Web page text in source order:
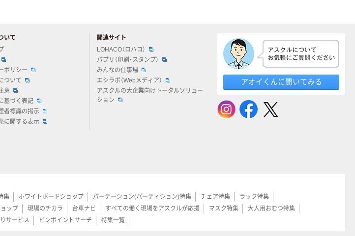
いて
ポリシー
ついて
意
基づく表記
者標識の掲示
に関する表示
関連サイト
LOHACO（ロハコ）
パプリ（印刷・スタンプ）
みんなの仕事場
エシラボ（Webメディア）
アスクルの大企業向けトータルソリュー
ション
アオイくんに聞いてみる
集 ホワイトボードショップ パーテーション(パーティション)特集 チェア特集
ラック特集
ップ 現場のチカラ 台車ナビ すべての働く現場をアスクルが応援 マスク特集
大人用おむつ特集
サービス ピンポイントサーチ 特集一覧